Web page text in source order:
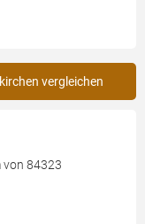
vergleichen
von 84323